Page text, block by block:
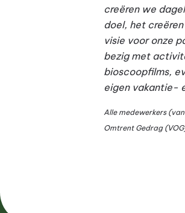
creëren we
doel, het
visie voor onze
bezig met
bioscoopfilms,
eigen vakantie-
Alle medewerkers
Omtrent Gedrag